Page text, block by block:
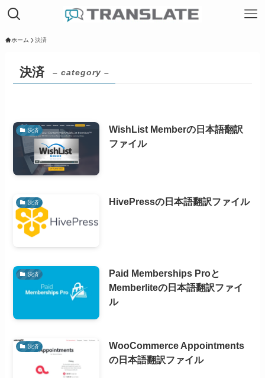
ホーム 決済
決済 – category –
決済
WishList Memberの日本語翻訳
ファイル
決済 HivePressの日本語翻訳ファイル
決済
Paid Memberships Proと
Memberliteの日本語翻訳ファイ
ル
決済
WooCommerce Appointments
の日本語翻訳ファイル